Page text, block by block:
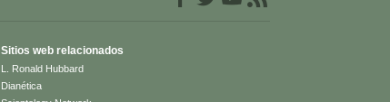
Sitios web relacionados
L. Ronald Hubbard
Dianética